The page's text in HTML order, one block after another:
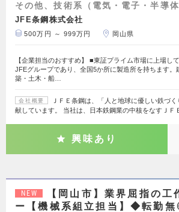
その他、技術系（電気・電子・半導体
JFE条鋼株式会社
500万円 ～ 999万円 岡山県
【企業担当のおすすめ】 ■東証プライム市場に上場し
JFEグループであり、全国5か所に製造所を持ちます。
築・土木・船…
会社概要
ＪＦＥ条鋼は、「人と地球に優しい鉄づ
献しています。 当社は、日本鉄鋼業の中核をなすＪＦ
興味あり
NEW
【岡山市】業界屈指の工
ー【機械系組立担当】◆転勤